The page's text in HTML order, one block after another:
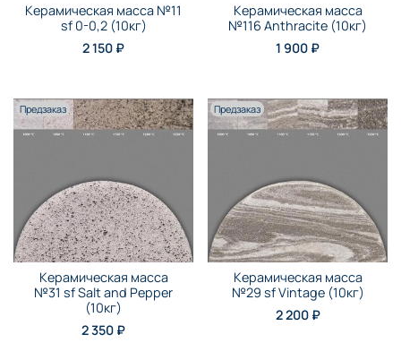
Керамическая масса №11
sf 0-0,2 (10кг)
2 150 ₽
Керамическая масса
№116 Anthraсite (10кг)
1 900 ₽
Предзаказ
Керамическая масса
№31 sf Salt and Pepper
(10кг)
2 350 ₽
Предзаказ
Керамическая масса
№29 sf Vintage (10кг)
2 200 ₽